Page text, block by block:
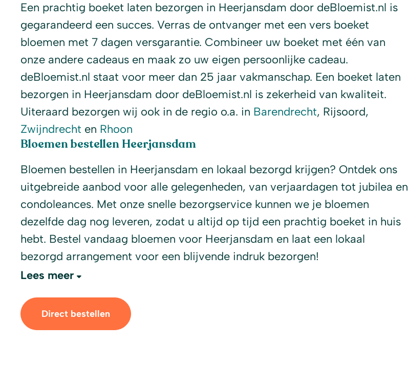
Een prachtig boeket laten bezorgen in Heerjansdam door deBloemist.nl is
gegarandeerd een succes. Verras de ontvanger met een vers boeket
bloemen met 7 dagen versgarantie. Combineer uw boeket met één van
onze andere cadeaus en maak zo uw eigen persoonlijke cadeau.
deBloemist.nl staat voor meer dan 25 jaar vakmanschap. Een boeket laten
bezorgen in Heerjansdam door deBloemist.nl is zekerheid van kwaliteit.
Uiteraard bezorgen wij ook in de regio o.a. in Barendrecht, Rijsoord,
Zwijndrecht en Rhoon
Bloemen bestellen Heerjansdam
Bloemen bestellen in Heerjansdam en lokaal bezorgd krijgen? Ontdek ons
uitgebreide aanbod voor alle gelegenheden, van verjaardagen tot jubilea en
condoleances. Met onze snelle bezorgservice kunnen we je bloemen
dezelfde dag nog leveren, zodat u altijd op tijd een prachtig boeket in huis
hebt. Bestel vandaag bloemen voor Heerjansdam en laat een lokaal
bezorgd arrangement voor een blijvende indruk bezorgen!
Lees meer
Direct bestellen